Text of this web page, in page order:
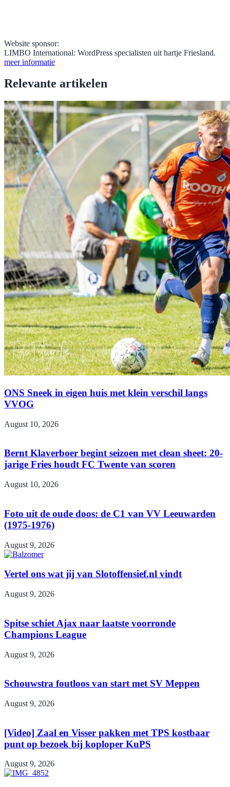
Website sponsor:
LIMBO International: WordPress specialisten uit hartje Friesland.
meer informatie
Relevante artikelen
ONS Sneek in eigen huis met klein verschil langs
VVOG
August 10, 2026
Bernt Klaverboer begint seizoen met clean sheet: 20-
jarige Fries houdt FC Twente van scoren
August 10, 2026
Foto uit de oude doos: de C1 van VV Leeuwarden
(1975-1976)
August 9, 2026
Vertel ons wat jij van Slotoffensief.nl vindt
August 9, 2026
Spitse schiet Ajax naar laatste voorronde
Champions League
August 9, 2026
Schouwstra foutloos van start met SV Meppen
August 9, 2026
[Video] Zaal en Visser pakken met TPS kostbaar
punt op bezoek bij koploper KuPS
August 9, 2026